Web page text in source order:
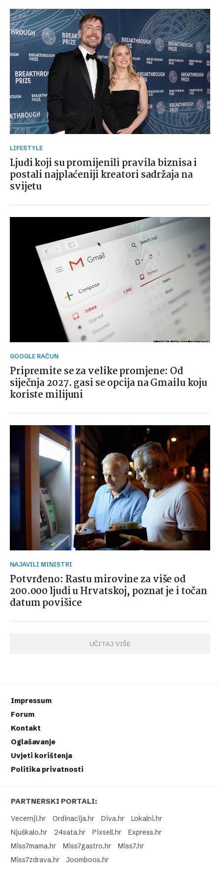
LIFESTYLE
Ljudi koji su promijenili pravila biznisa i
postali najplaćeniji kreatori sadržaja na
svijetu
GOOGLE RAČUN
Pripremite se za velike promjene: Od
siječnja 2027. gasi se opcija na Gmailu koju
koriste milijuni
NAJAVILI MINISTRI
Potvrđeno: Rastu mirovine za više od
200.000 ljudi u Hrvatskoj, poznat je i točan
datum povišice
UČITAJ VIŠE
Impressum
Forum
Kontakt
Oglašavanje
Uvjeti korištenja
Politika privatnosti
PARTNERSKI PORTALI:
Vecernji.hr
Ordinacija.hr Diva.hr
Lokalni.hr
Njuškalo.hr
24sata.hr Pixsell.hr
Express.hr
Miss7mama.hr
Miss7gastro.hr
Miss7.hr
Miss7zdrava.hr
Joomboos.hr